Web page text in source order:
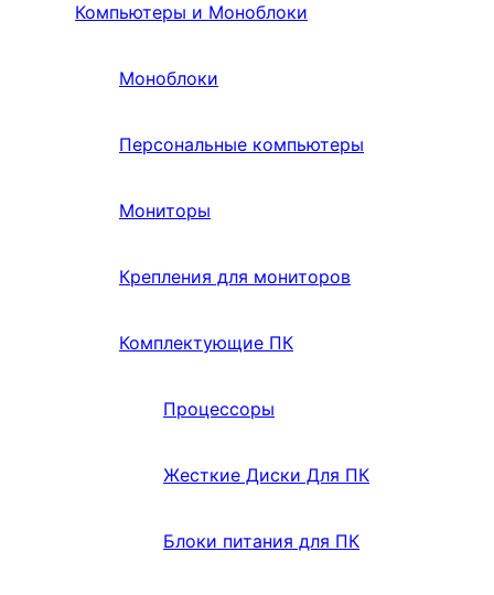
Компьютеры и Моноблоки
Моноблоки
Персональные компьютеры
Мониторы
Крепления для мониторов
Комплектующие ПК
Процессоры
Жесткие Диски Для ПК
Блоки питания для ПК